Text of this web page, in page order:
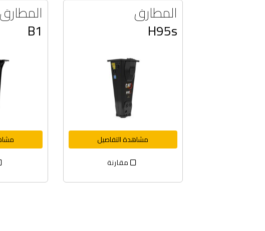
المطارق
H95s
مشاهدة التفاصيل
مقارنة
المطارق
B1